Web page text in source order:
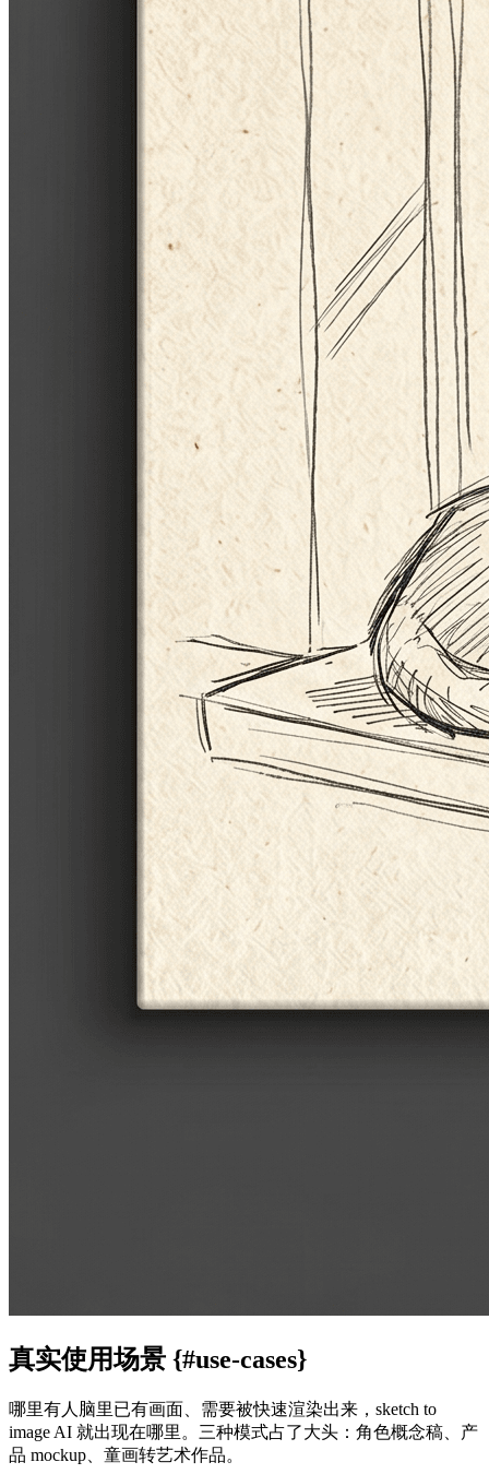
真实使用场景 {#use-cases}
哪里有人脑里已有画面、需要被快速渲染出来，sketch to
image AI 就出现在哪里。三种模式占了大头：角色概念稿、产
品 mockup、童画转艺术作品。